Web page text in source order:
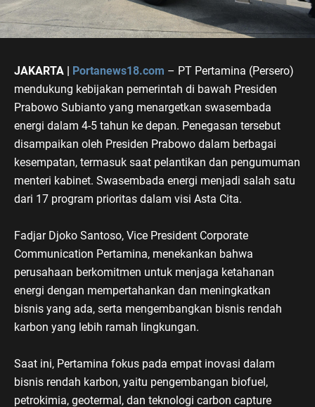
JAKARTA | Portanews18.com – PT Pertamina (Persero)
mendukung kebijakan pemerintah di bawah Presiden
Prabowo Subianto yang menargetkan swasembada
energi dalam 4-5 tahun ke depan. Penegasan tersebut
disampaikan oleh Presiden Prabowo dalam berbagai
kesempatan, termasuk saat pelantikan dan pengumuman
menteri kabinet. Swasembada energi menjadi salah satu
dari 17 program prioritas dalam visi Asta Cita.
Fadjar Djoko Santoso, Vice President Corporate
Communication Pertamina, menekankan bahwa
perusahaan berkomitmen untuk menjaga ketahanan
energi dengan mempertahankan dan meningkatkan
bisnis yang ada, serta mengembangkan bisnis rendah
karbon yang lebih ramah lingkungan.
Saat ini, Pertamina fokus pada empat inovasi dalam
bisnis rendah karbon, yaitu pengembangan biofuel,
petrokimia, geotermal, dan teknologi carbon capture